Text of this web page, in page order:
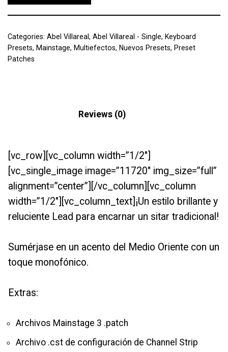
Categories: Abel Villareal , Abel Villareal - Single, Keyboard
Presets, Mainstage, Multiefectos, Nuevos Presets, Preset
Patches
Reviews (0)
[vc_row][vc_column width=”1/2″]
[vc_single_image image=”11720″ img_size=”full”
alignment=”center”][/vc_column][vc_column
width=”1/2″][vc_column_text]¡Un estilo brillante y
reluciente Lead para encarnar un sitar tradicional!
Sumérjase en un acento del Medio Oriente con un
toque monofónico.
Extras:
Archivos Mainstage 3 .patch
Archivo .cst de configuración de Channel Strip